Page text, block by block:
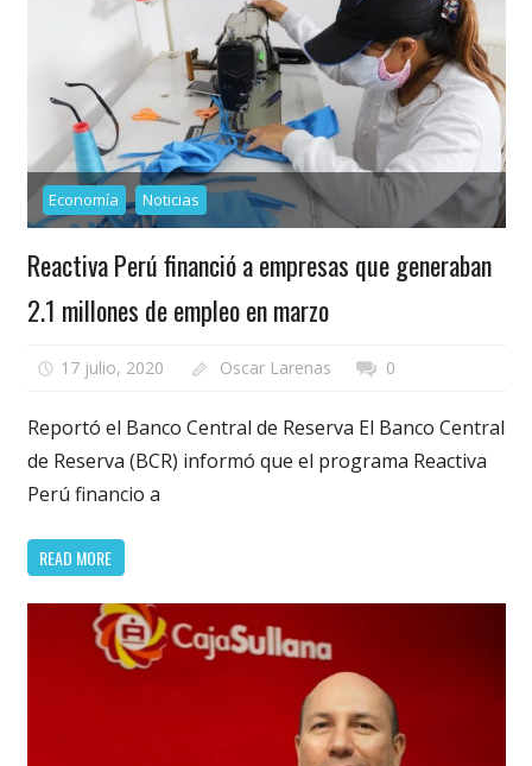
Economía Noticias
Reactiva Perú financió a empresas que generaban
2.1 millones de empleo en marzo
17 julio, 2020 Oscar Larenas 0
Reportó el Banco Central de Reserva El Banco Central
de Reserva (BCR) informó que el programa Reactiva
Perú financio a
READ MORE